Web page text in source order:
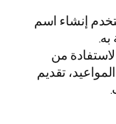
إنشاء اسم
من
تقديم